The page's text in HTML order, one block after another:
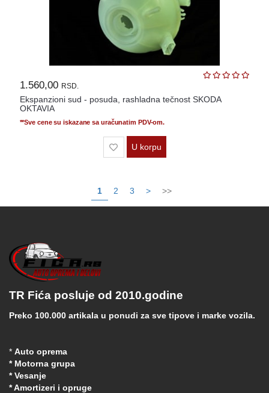
1.560,00 RSD.
Ekspanzioni sud - posuda, rashladna tečnost SKODA
OKTAVIA
**Sve cene su iskazane sa uračunatim PDV-om.
U korpu
1 2 3 > >>
TR Fića posluje od 2010.godine
Preko 100.000 artikala u ponudi za sve tipove i marke vozila.
* Auto oprema
* Motorna grupa
* Vesanje
* Amortizeri i opruge